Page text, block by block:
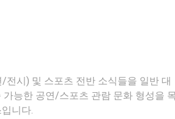
시) 및 스포츠 전반 소식들을 일반 대
능한 공연/스포츠 관람 문화 형성을
니다.